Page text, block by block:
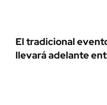
El tradicional
llevará adelante